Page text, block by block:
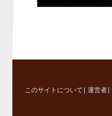
このサイトについて| 運営者|